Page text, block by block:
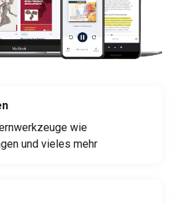
wie
und vieles mehr